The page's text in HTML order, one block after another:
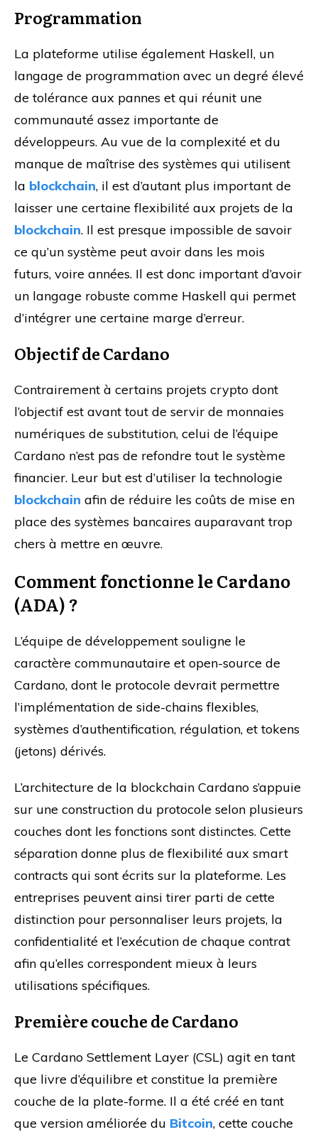
Programmation
La plateforme utilise également Haskell, un
langage de programmation avec un degré élevé
de tolérance aux pannes et qui réunit une
communauté assez importante de
développeurs. Au vue de la complexité et du
manque de maîtrise des systèmes qui utilisent
la blockchain, il est d’autant plus important de
laisser une certaine flexibilité aux projets de la
blockchain. Il est presque impossible de savoir
ce qu’un système peut avoir dans les mois
futurs, voire années. Il est donc important d’avoir
un langage robuste comme Haskell qui permet
d’intégrer une certaine marge d’erreur.
Objectif de Cardano
Contrairement à certains projets crypto dont
l’objectif est avant tout de servir de monnaies
numériques de substitution, celui de l’équipe
Cardano n’est pas de refondre tout le système
financier. Leur but est d’utiliser la technologie
blockchain afin de réduire les coûts de mise en
place des systèmes bancaires auparavant trop
chers à mettre en œuvre.
Comment fonctionne le Cardano
(ADA) ?
L’équipe de développement souligne le
caractère communautaire et open-source de
Cardano, dont le protocole devrait permettre
l’implémentation de side-chains flexibles,
systèmes d’authentification, régulation, et tokens
(jetons) dérivés.
L’architecture de la blockchain Cardano s’appuie
sur une construction du protocole selon plusieurs
couches dont les fonctions sont distinctes. Cette
séparation donne plus de flexibilité aux smart
contracts qui sont écrits sur la plateforme. Les
entreprises peuvent ainsi tirer parti de cette
distinction pour personnaliser leurs projets, la
confidentialité et l’exécution de chaque contrat
afin qu’elles correspondent mieux à leurs
utilisations spécifiques.
Première couche de Cardano
Le Cardano Settlement Layer (CSL) agit en tant
que livre d’équilibre et constitue la première
couche de la plate-forme. Il a été créé en tant
que version améliorée du Bitcoin, cette couche